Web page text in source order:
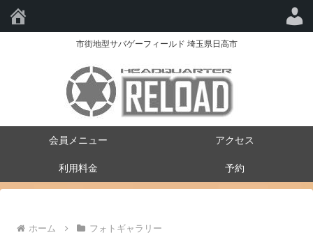
市街地型サバゲーフィールド 埼玉県日高市
会員メニュー アクセス
利用料金 予約
ホーム フォトギャラリー